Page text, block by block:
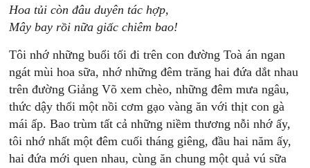
Hoa tủi còn đâu duyên tác hợp,
Mây bay rồi nữa giấc chiêm bao!
Tôi nhớ những buổi tối đi trên con đường Toà án ngan
ngát mùi hoa sữa, nhớ những đêm trăng hai đứa dắt nhau
trên đường Giảng Võ xem chèo, những đêm mưa ngâu,
thức dậy thổi một nồi cơm gạo vàng ăn với thịt con gà
mái ấp. Bao trùm tất cả những niềm thương nỗi nhớ ấy,
tôi nhớ nhất một đêm cuối tháng giêng, đầu hai năm ấy,
hai đứa mới quen nhau, cùng ăn chung một quả vú sữa